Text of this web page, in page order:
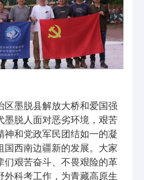
区墨脱县解放大桥和爱国强
墨脱人面对恶劣环境，艰苦
神和党政军民团结如一的凝
国西南边疆新的发展。大家
们艰苦奋斗、不畏艰险的革
外科考工作，为青藏高原生